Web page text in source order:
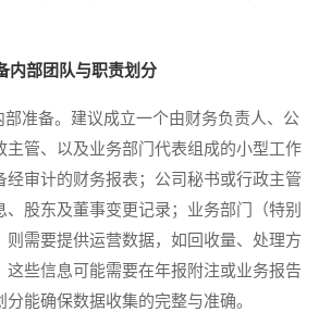
内部团队与职责划分
准备。建议成立一个由财务负责人、公
主管、以及业务部门代表组成的小型工作
经审计的财务报表；公司秘书或行政主管
、股东及董事变更记录；业务部门（特别
则需要提供运营数据，如回收量、处理方
这些信息可能需要在年报附注或业务报告
能确保数据收集的完整与准确。